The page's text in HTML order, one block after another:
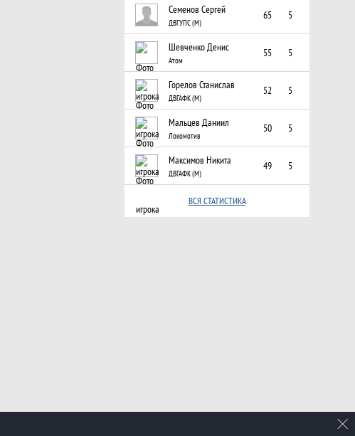
Семенов Сергей 65 5
ДВГУПС (М)
Шевченко Денис 55 5
Атом
Горелов Станислав 52 5
ДВГАФК (М)
Мальцев Даниил 50 5
Локомотив
Максимов Никита 49 5
ДВГАФК (М)
ВСЯ СТАТИСТИКА